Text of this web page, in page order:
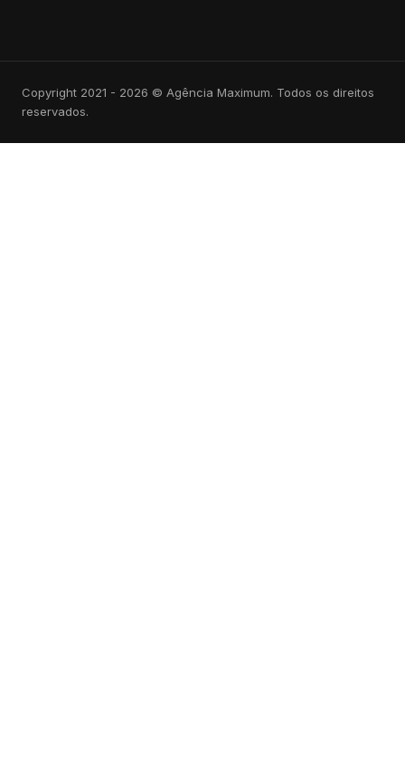
Copyright 2021 - 2026 © Agência Maximum. Todos os direitos
reservados.